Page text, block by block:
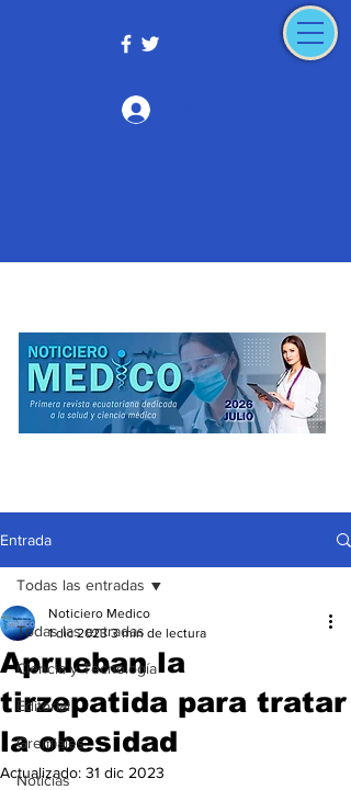
Entrada
Todas las entradas
Ciencia y Tecnología
Editorial
Gremiales
Noticias
Todas las entradas
Aprueban la
tirzepatida para tratar
la obesidad
Noticiero Medico
1 dic 2023 3 min de lectura
Actualizado: 31 dic 2023